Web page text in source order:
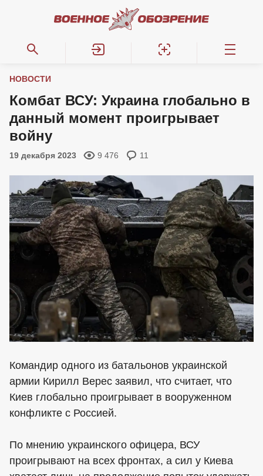
НОВОСТИ
Комбат ВСУ: Украина глобально в
данный момент проигрывает
войну
19 декабря 2023 9 476 11
Командир одного из батальонов украинской
армии Кирилл Верес заявил, что считает, что
Киев глобально проигрывает в вооруженном
конфликте с Россией.
По мнению украинского офицера, ВСУ
проигрывают на всех фронтах, а сил у Киева